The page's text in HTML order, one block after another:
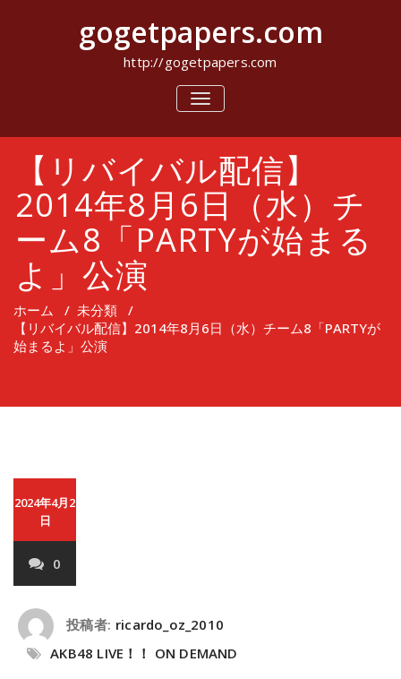
キ
gogetpapers.com
http://gogetpapers.com
ナ
ビ
シ
ョ
ン
を
切
り
替
【リバイバル配信】
2014年8月6日（水）チ
ーム8「PARTYが始まる
よ」公演
ホーム / 未分類 /
【リバイバル配信】2014年8月6日（水）チーム8「PARTYが
始まるよ」公演
2024年4月2
日
0
投稿者: ricardo_oz_2010
AKB48 LIVE！！ ON DEMAND